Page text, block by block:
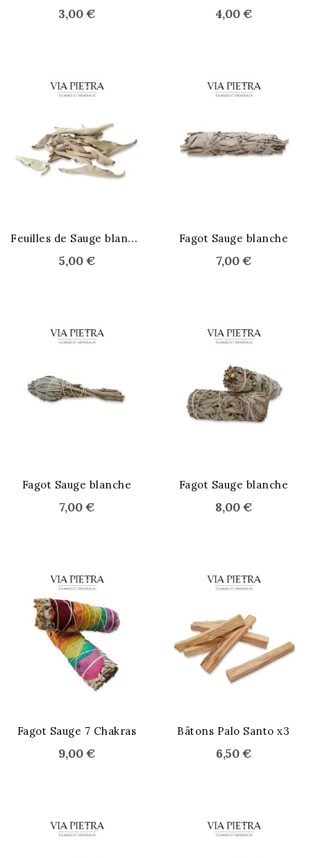
3,00 € 4,00 €
F
euilles de Sauge blanche
5,00 €
Fagot Sauge blanche
7,00 €
Fagot Sauge blanche
7,00 €
Fagot Sauge blanche
8,00 €
Fagot Sauge 7 Chakras
9,00 €
Bâtons Palo Santo x3
6,50 €